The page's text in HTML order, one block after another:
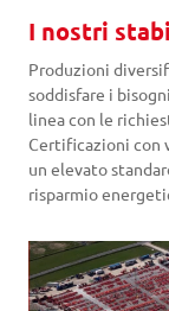
I nostri
Produzioni
soddisfare i
linea con le
Certificazioni con
un elevato
risparmio